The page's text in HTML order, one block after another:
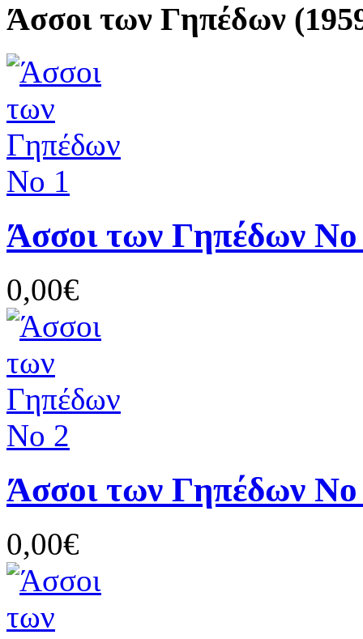
Άσσοι των Γηπέδων
Άσσοι των Γηπέδων
0,00€
Άσσοι των Γηπέδων
0,00€